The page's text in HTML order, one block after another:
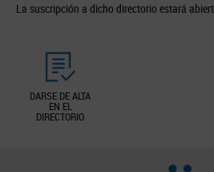
La suscripción a dicho directorio estará
DARSE DE ALTA
EN EL
DIRECTORIO